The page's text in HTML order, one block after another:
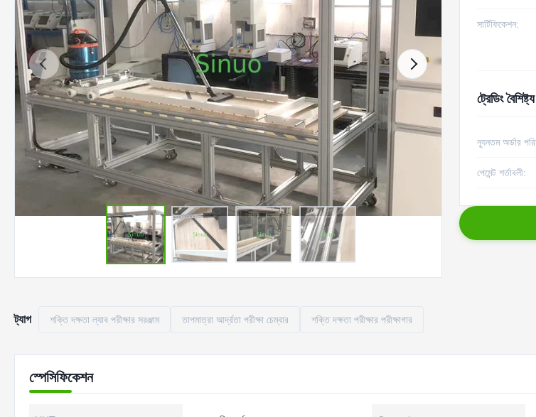
সার্টিফিকেশন:
ট্রেডিং বৈশিষ্ট্য
ন্যূনতম অর্ডার
পেমেন্ট শর্তাবলী:
ট্যাগ শক্তি দক্ষতা ল্যাব পরীক্ষার সরঞ্জাম তাপমাত্রা আর্দ্রতা পরীক্ষা চেম্বার শক্তি দক্ষতা পরীক্ষার পরীক্ষাগার
স্পেসিফিকেশন